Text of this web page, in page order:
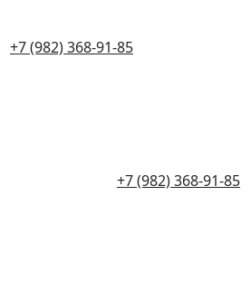
+7 (982) 368-91-85
+7 (982) 368-91-85